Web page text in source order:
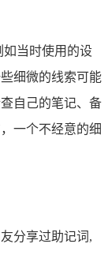
如当时使用的设
细微的线索可能
自己的笔记、备
一个不经意的细
分享过助记词,